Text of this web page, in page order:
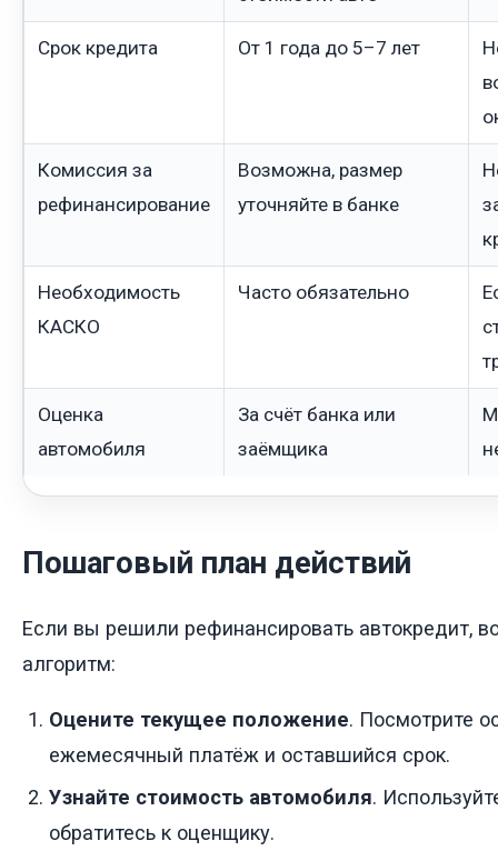
Срок кредита От 1 года до 5–7 лет
Комиссия за
рефинансирование
Возможна, размер
уточняйте в банке
Необходимость
КАСКО
Часто обязательно
Оценка
автомобиля
За счёт банка или
заёмщика
Пошаговый план действий
Если вы решили рефинансировать автокредит,
алгоритм:
Оцените текущее положение. Посмотрите
ежемесячный платёж и оставшийся срок.
Узнайте стоимость автомобиля.
обратитесь к оценщику.